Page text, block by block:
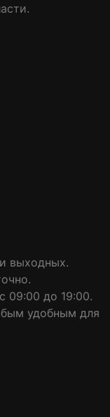
выходных.
09:00 до 19:00.
удобным для